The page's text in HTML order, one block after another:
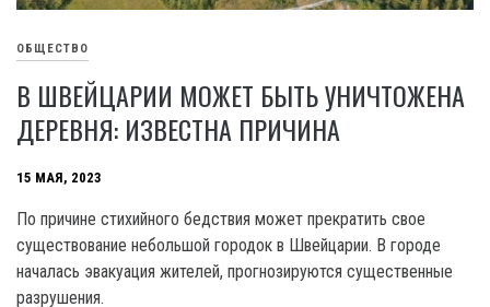
ОБЩЕСТВО
В ШВЕЙЦАРИИ МОЖЕТ БЫТЬ УНИЧТОЖЕНА
ДЕРЕВНЯ: ИЗВЕСТНА ПРИЧИНА
15 МАЯ, 2023
По причине стихийного бедствия может прекратить свое
существование небольшой городок в Швейцарии. В городе
началась эвакуация жителей, прогнозируются существенные
разрушения.